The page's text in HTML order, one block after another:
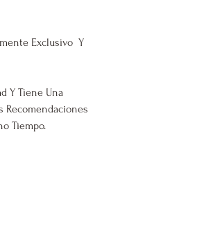
Exclusivo Y
Y Tiene Una
Recomendaciones
Tiempo.